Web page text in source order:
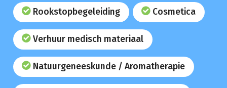
Rookstopbegeleiding Cosmetica
Verhuur medisch materiaal
Natuurgeneeskunde / Aromatherapie